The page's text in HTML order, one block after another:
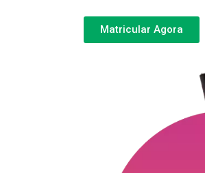
Matricular Agora